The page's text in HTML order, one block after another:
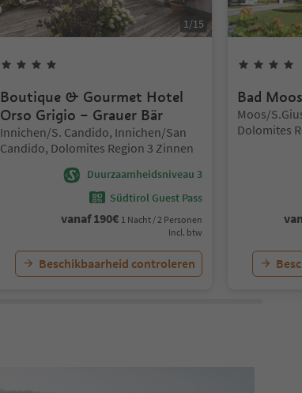
1/15
Boutique & Gourmet Hotel
Orso Grigio – Grauer Bär
Locatie:
Innichen/S. Candido, Innichen/San
Candido, Dolomites Region 3 Zinnen
Duurzaamheidsniveau 3
Südtirol Guest Pass
vanaf190€ 1 Nacht / 2 Personen
Incl. btw
Beschikbaarheid controleren
Bad
Locatie:
Moos/
Dolomites